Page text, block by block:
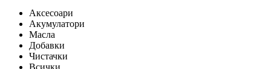
Аксесоари
Акумулатори
Масла
Добавки
Чистачки